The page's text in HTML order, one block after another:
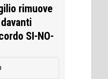
rimuove
SI-NO-